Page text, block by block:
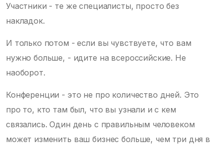
Участники - те же специалисты, просто без
накладок.
И только потом - если вы чувствуете, что вам
нужно больше, - идите на всероссийские. Не
наоборот.
Конференции - это не про количество дней. Это
про то, кто там был, что вы узнали и с кем
связались. Один день с правильным человеком
может изменить ваш бизнес больше, чем три дня в